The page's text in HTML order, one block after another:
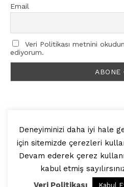
Email
Veri Politikası metnini
ediyorum.
© 2025,
Künye Yazar Başvurusu
Deneyiminizi daha iyi hale
için sitemizde çerezleri
Devam ederek çerez
kabul etmiş
Veri Politikası
Kabul